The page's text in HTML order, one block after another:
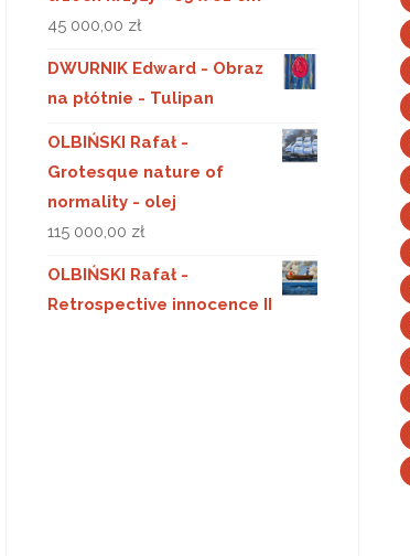
45 000,00 zł
DWURNIK Edward - Obraz
na płótnie - Tulipan
OLBIŃSKI Rafał -
Grotesque nature of
normality - olej
115 000,00 zł
OLBIŃSKI Rafał -
Retrospective innocence II